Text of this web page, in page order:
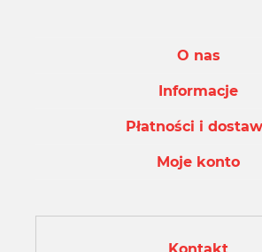
O nas
Informacje
Płatności i
Moje konto